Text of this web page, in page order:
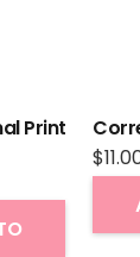
Print
$